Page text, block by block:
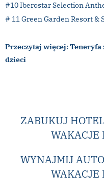
#10 Iberostar Selection
# 11 Green Garden Resort &
Przeczytaj więcej:
dzieci
ZABUKUJ
WAKACJE
WYNAJMIJ
WAKACJE